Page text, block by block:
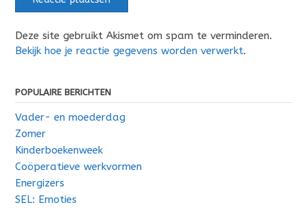
Deze site gebruikt Akismet om spam te verminderen.
Bekijk hoe je reactie gegevens worden verwerkt.
POPULAIRE BERICHTEN
Vader- en moederdag
Zomer
Kinderboekenweek
Coöperatieve werkvormen
Energizers
SEL: Emoties